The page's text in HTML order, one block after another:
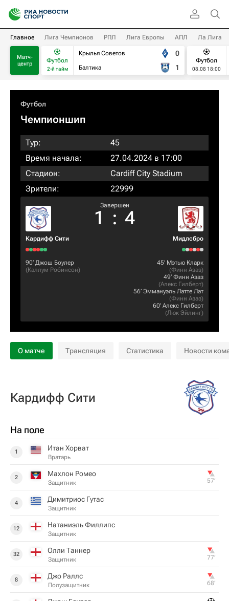
Главное Лига Чемпионов РПЛ Лига Европы АПЛ Ла Лига
Матч-
центр
Футбол
2-й тайм
Крылья Советов
Балтика
0
1
Футбол
08.08 18:00
Футбол
Чемпионшип
Тур:
45
Время начала:
27.04.2024 в 17:00
Стадион:
Cardiff City Stadium
Зрители:
22999
Кардифф Сити
Завершен
1 : 4
Мидлсбро
90‎’‎ Джош Боулер
(Каллум Робинсон)
45‎’‎ Мэтью Кларк
(Финн Азаз)
49‎’‎ Финн Азаз
(Алекс Гилберт)
56‎’‎ Эммануэль Латте Лат
(Финн Азаз)
60‎’‎ Алекс Гилберт
(Люк Эйлинг)
О матче Трансляция Статистика Новости
Кардифф Сити
На поле
1 Итан Хорват
Вратарь
2 Махлон Ромео
Защитник 57‎’‎
4 Димитриос Гутас
Защитник
12 Натаниэль Филлипс
Защитник
32 Олли Таннер
Защитник 77‎’‎
8 Джо Раллс
Полузащитник 68‎’‎